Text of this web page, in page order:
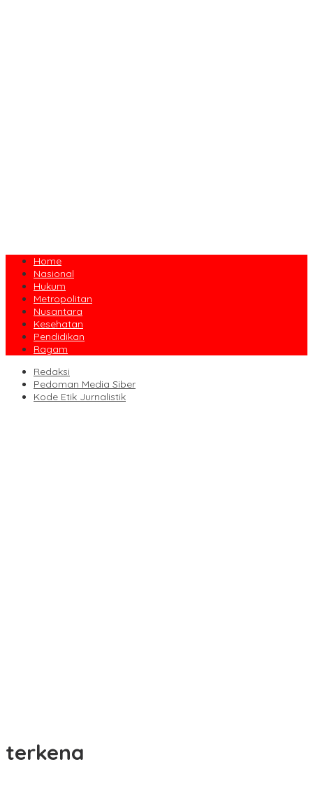
Home
Nasional
Hukum
Metropolitan
Nusantara
Kesehatan
Pendidikan
Ragam
Redaksi
Pedoman Media Siber
Kode Etik Jurnalistik
terkena